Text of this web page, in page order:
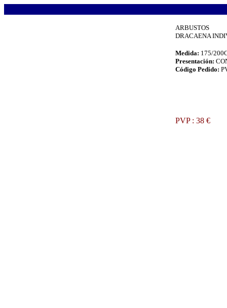
ARBUSTOS
DRACAENA
Medida: 175/
Presentación:
Código Pedido:
PVP : 38 €